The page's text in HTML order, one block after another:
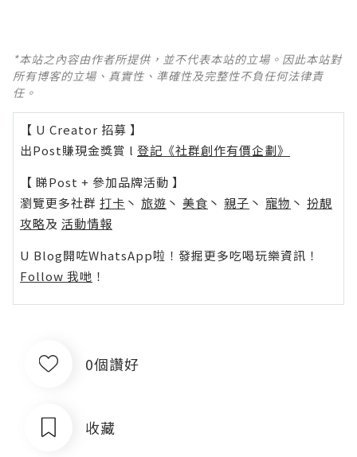
*本站之內容由作者所提供，並不代表本站的立場。因此本站對
所有博客的立場、真實性、準確性及完整性不負任何法律責
任。
【 U Creator 招募 】
出Post賺現金獎賞 l 登記《社群創作有價企劃》
【 睇Post + 參加品牌活動 】
瀏覽更多社群 打卡 丶 旅遊 丶 美食 丶 親子 丶 寵物 丶 扮靚
攻略及 活動情報
U Blog開咗WhatsApp啦！發掘更多吃喝玩樂資訊！
Follow 我哋 ！
0個讚好
收藏